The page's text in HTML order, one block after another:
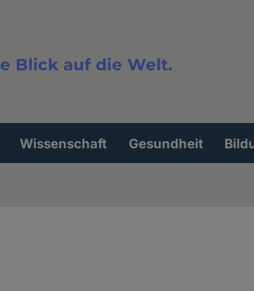
Blick auf die Welt.
Wissenschaft Gesundheit